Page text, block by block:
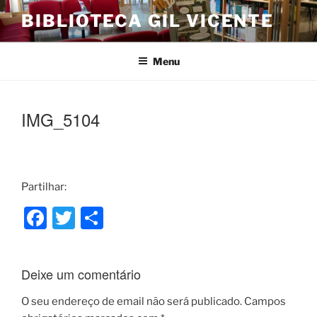
Saltar
para
o
BIBLIOTECA GIL VICENTE
Menu
IMG_5104
Partilhar:
F
e
b
T
er
ar
e
Deixe um comentário
O seu endereço de email não será publicado. Campos